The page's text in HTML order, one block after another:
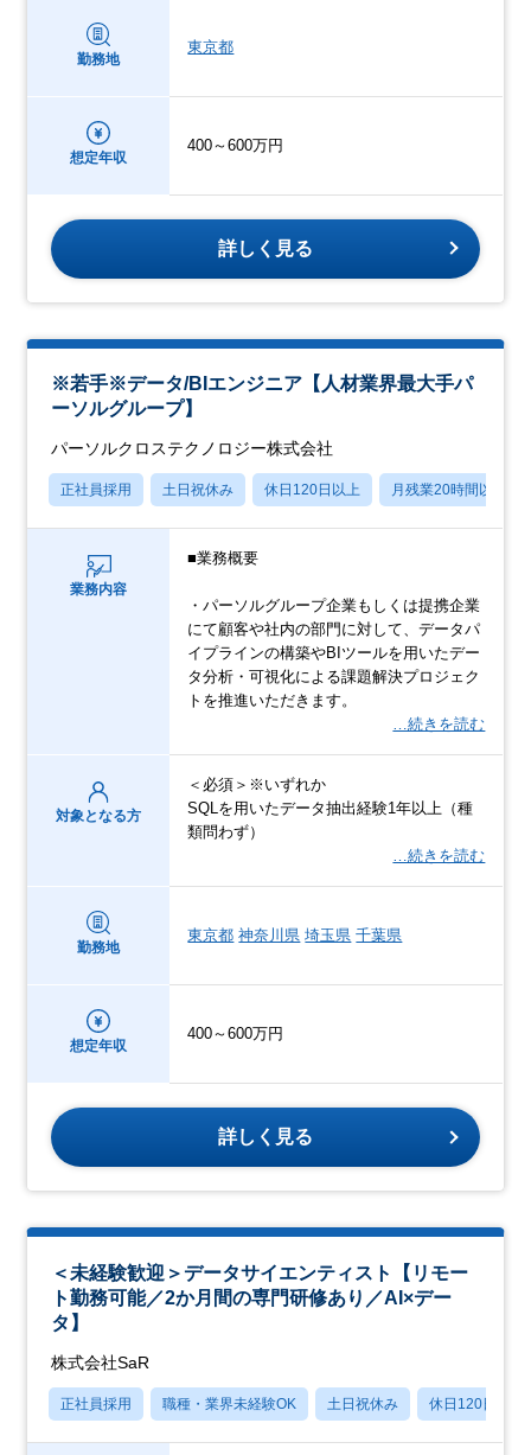
勤務地
東京都
想定年収
400～600万円
詳しく見る
※若手※データ/BIエンジニア【人材業界最大手パ
ーソルグループ】
パーソルクロステクノロジー株式会社
正社員採用 土日祝休み 休日120日以上 月残業20時間以内
業務内容
■業務概要
・パーソルグループ企業もしくは提携企業
にて顧客や社内の部門に対して、データパ
イプラインの構築やBIツールを用いたデー
タ分析・可視化による課題解決プロジェク
トを推進いただきます。
…続きを読む
対象となる方
＜必須＞※いずれか
SQLを用いたデータ抽出経験1年以上（種
類問わず）
…続きを読む
勤務地
東京都 神奈川県 埼玉県 千葉県
想定年収
400～600万円
詳しく見る
＜未経験歓迎＞データサイエンティスト【リモー
ト勤務可能／2か月間の専門研修あり／AI×デー
タ】
株式会社SaR
正社員採用 職種・業界未経験OK 土日祝休み 休日120日以上